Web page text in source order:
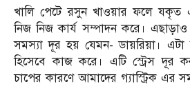
খালি পেটে রসুন খাওয়ার ফলে যকৃত
নিজ নিজ কার্য সম্পাদন করে।
সমস্যা দূর হয় যেমন- ডায়রিয়া।
হিসেবে কাজ করে। এটি স্ট্রেস দূর
চাপের কারণে আমাদের গ্যাস্ট্রিক